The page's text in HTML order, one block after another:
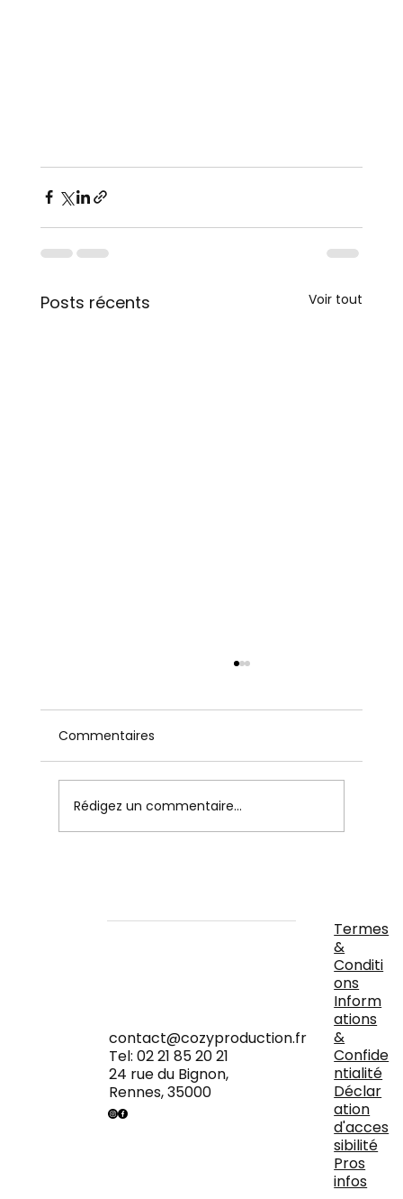
Posts récents Voir tout
Rennes
Commentaires
Rédigez un commentaire...
contact@cozyproduction.fr
Tel: 02 21 85 20 21
24 rue du Bignon,
Rennes, 35000
Termes
&
Conditi
ons
Inform
ations
&
Confide
ntialité
Déclar
ation
d'acces
sibilité
Pros
infos